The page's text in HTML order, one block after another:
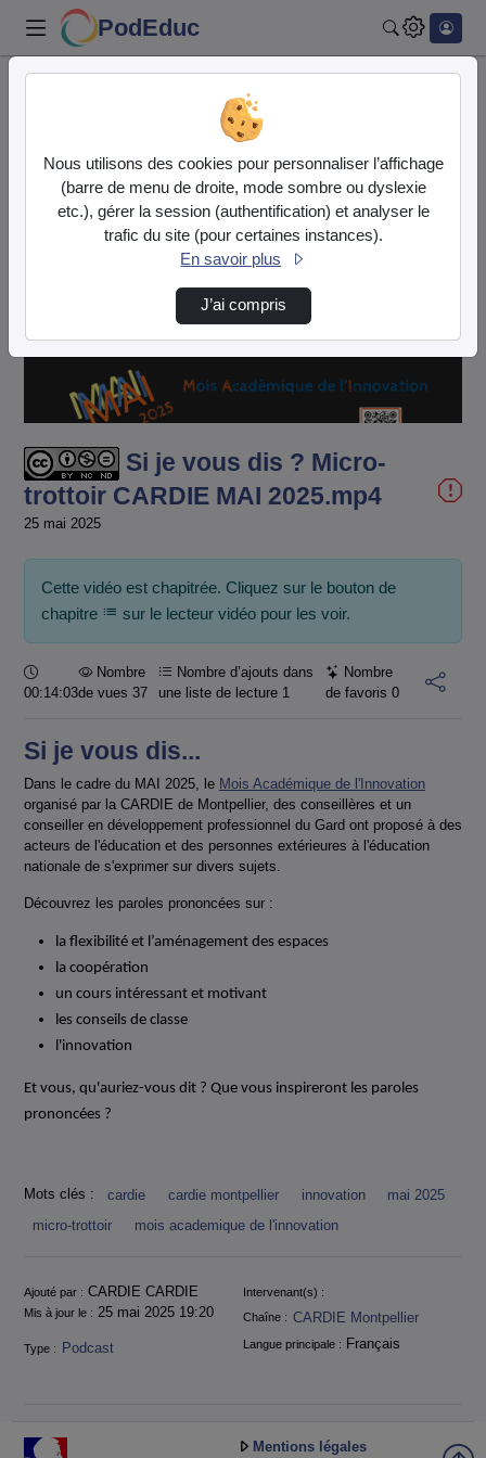
PodEduc
Si je vous dis ? Micro-trottoir CARDIE MAI 2…
Lire
la
vidéo
Si je vous dis ? Micro-
trottoir CARDIE MAI 2025.mp4
25 mai 2025
Cette vidéo est chapitrée. Cliquez sur le bouton de
chapitre
sur le lecteur vidéo pour les voir.
Durée :
00:14:03
Nombre
de vues 37
Nombre d’ajouts dans
une liste de lecture 1
Nombre
de favoris 0
Si je vous dis...
Dans le cadre du MAI 2025, le Mois Académique de l'Innovation
organisé par la CARDIE de Montpellier, des conseillères et un
conseiller en développement professionnel du Gard ont proposé à des
acteurs de l'éducation et des personnes extérieures à l'éducation
nationale de s'exprimer sur divers sujets.
Découvrez les paroles prononcées sur :
la flexibilité et l’aménagement des espaces
la coopération
un cours intéressant et motivant
les conseils de classe
l'innovation
Et vous, qu'auriez-vous dit ? Que vous inspireront les paroles
prononcées ?
Mots clés : cardie cardie montpellier innovation
mai 2025
micro-trottoir
mois academique de l'innovation
Informations
Ajouté par : CARDIE CARDIE
Intervenant(s) :
Mis à jour le : 25 mai 2025 19:20 Chaîne : CARDIE Montpellier
Type : Podcast Langue principale : Français
Mentions légales
Nous utilisons des cookies pour personnaliser l’affichage
(barre de menu de droite, mode sombre ou dyslexie
etc.), gérer la session (authentification) et analyser le
trafic du site (pour certaines instances).
En savoir plus
J’ai compris